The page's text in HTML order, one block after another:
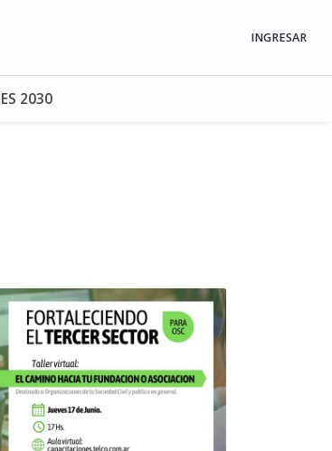
INGRESAR
2030